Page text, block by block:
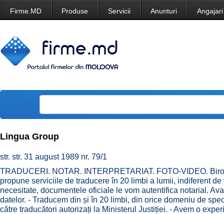
Firme.MD Produse Servicii Anunturi Angajari
Lingua Group
str. str. 31 august 1989 nr. 79/1
TRADUCERI. NOTAR. INTERPRETARIAT. FOTO-VIDEO.
propune serviciile de traducere în 20 limbi a lumii, indiferent
necesitate, documentele oficiale le vom autentifica notarial.
datelor. - Traducem din și în 20 limbi, din orice domeniu de
către traducători autorizați la Ministerul Justiției. - Avem o